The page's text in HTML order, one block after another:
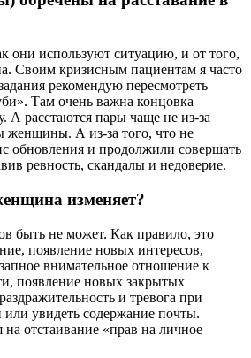
они используют ситуацию, и от того,
Своим кризисным пациентам я часто
рекомендую пересмотреть
Там очень важна концовка
А расстаются пары чаще не из-за
женщины. А из-за того, что не
обновления и продолжили совершать
ревность, скандалы и недоверие.
изменяет?
быть не может. Как правило, это
появление новых интересов,
внимательное отношение к
появление новых закрытых
и тревога при
или увидеть содержание почты.
на отстаивание «прав на личное